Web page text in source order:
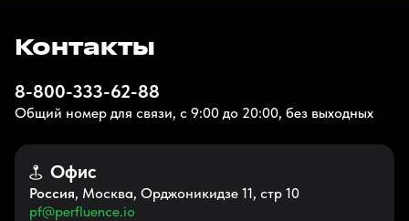
Контакты
8-800-333-62-88
Общий номер для связи, с 9:00 до 20:00, без выходных
Офис
Россия, Москва, Орджоникидзе 11, стр 10
pf@perfluence.io